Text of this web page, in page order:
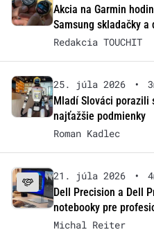
Akcia na Garmin
Samsung skladačky
Redakcia TOUCHIT
25. júla 2026 •
Mladí Slováci porazili
najťažšie podmienky
Roman Kadlec
21. júla 2026 •
Dell Precision a Dell
notebooky pre
Michal Reiter